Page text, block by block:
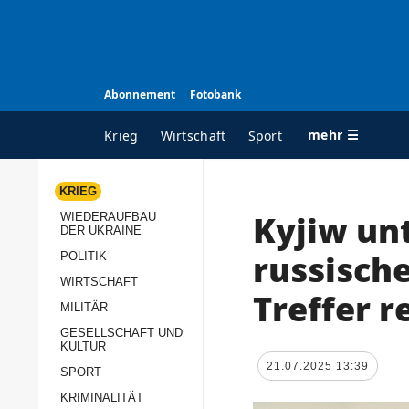
Abonnement Fotobank
Krieg Wirtschaft Sport mehr ☰
ALLE RUBRIKEN
Wiederaufbau der
Politik
Militär
KRIEG
WIEDERAUFBAU
DER UKRAINE
POLITIK
WIRTSCHAFT
MILITÄR
GESELLSCHAFT UND
KULTUR
SPORT
KRIMINALITÄT
Kyjiw
Treffer
21.07.2025 13:39